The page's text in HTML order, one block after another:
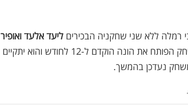
רמלה ללא שני שחקניה הבכירים ליעד אלעד ואופיר
. כבר עכשיו נוסיף כי המשחק עם מכבי רמלה, המשחק הפותח את הונה הוקדם ל-12 לחודש והוא יתקיים
נעדכן בהמשך.